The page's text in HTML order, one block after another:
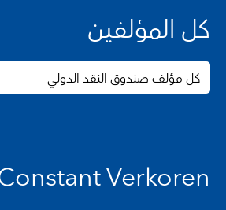
كل المؤلفين
كل مؤلف صندوق النقد الدولي
Verkoren